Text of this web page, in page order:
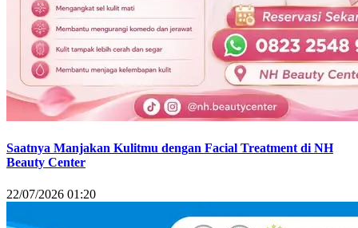
Saatnya Manjakan Kulitmu dengan Facial Treatment di NH
Beauty Center
22/07/2026 01:20